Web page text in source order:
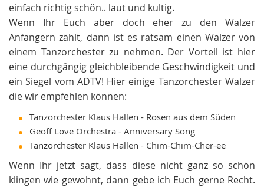
einfach richtig schön.. laut und kultig.
Wenn Ihr Euch aber doch eher zu den Walzer
Anfängern zählt, dann ist es ratsam einen Walzer von
einem Tanzorchester zu nehmen. Der Vorteil ist hier
eine durchgängig gleichbleibende Geschwindigkeit und
ein Siegel vom ADTV! Hier einige Tanzorchester Walzer
die wir empfehlen können:
Tanzorchester Klaus Hallen - Rosen aus dem Süden
Geoff Love Orchestra - Anniversary Song
Tanzorchester Klaus Hallen - Chim-Chim-Cher-ee
Wenn Ihr jetzt sagt, dass diese nicht ganz so schön
klingen wie gewohnt, dann gebe ich Euch gerne Recht.